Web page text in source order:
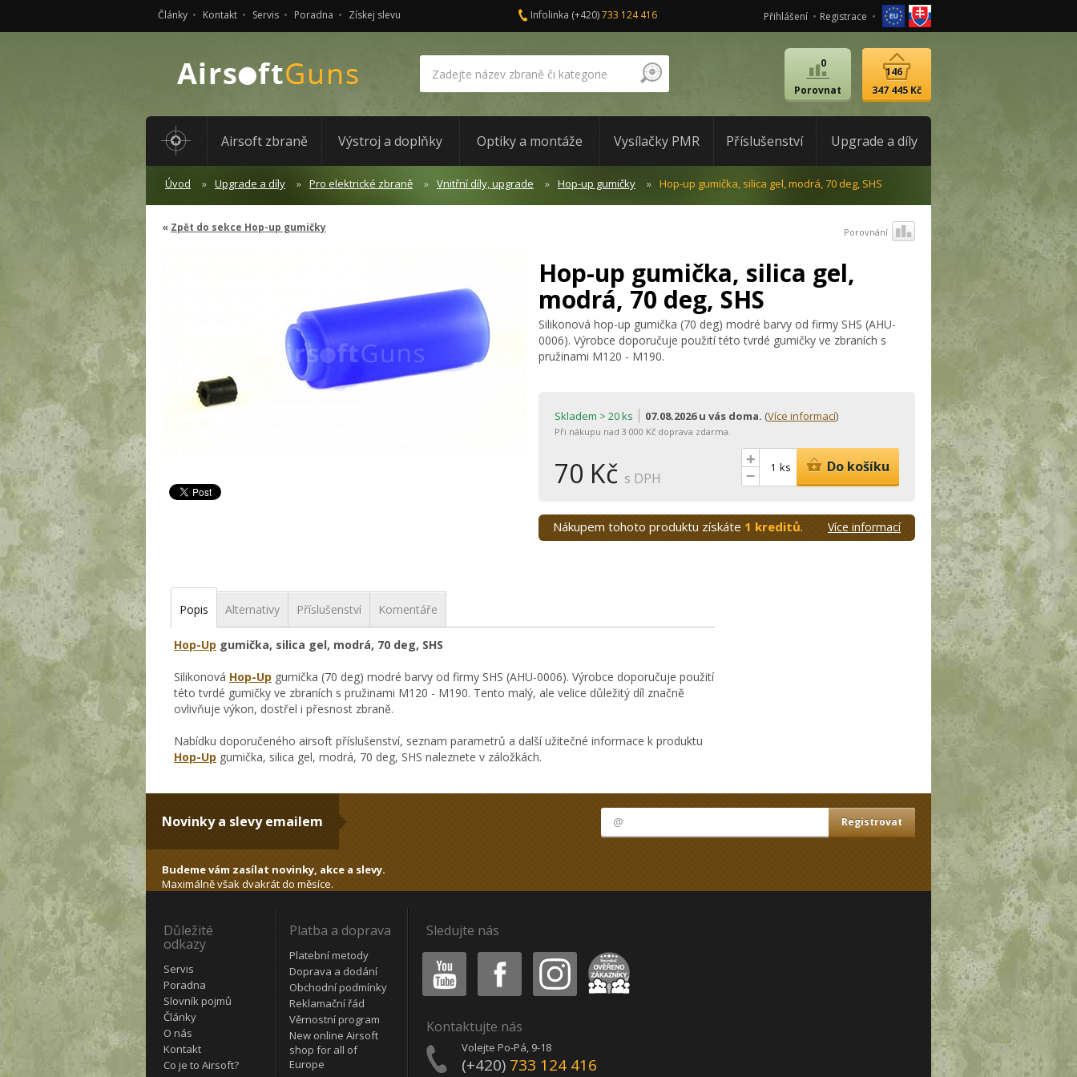
Články Kontakt Servis Poradna Získej slevu Infolinka (+420)733 124 416 Přihlášení Registrace
Porovnat
0
347 445 Kč
146
Airsoft zbraně Výstroj a doplňky Optiky a montáže Vysílačky PMR Příslušenství Upgrade a díly
Úvod Upgrade a díly Pro elektrické zbraně Vnitřní díly, upgrade Hop-up gumičky Hop-up gumička, silica gel, modrá, 70 deg, SHS
Zpět do sekce Hop-up gumičky Porovnání
Hop-up gumička, silica gel,
modrá, 70 deg, SHS
Silikonová hop-up gumička (70 deg) modré barvy od firmy SHS (AHU-
0006). Výrobce doporučuje použití této tvrdé gumičky ve zbraních s
pružinami M120 - M190.
Skladem > 20 ks 07.08.2026 u vás doma. (Více informací)
Při nákupu nad 3 000 Kč doprava zdarma.
70 Kč s DPH
+
–
ks Do košíku
Nákupem tohoto produktu získáte 1 kreditů. Více informací
Popis Alternativy Příslušenství Komentáře
Hop-Up gumička, silica gel, modrá, 70 deg, SHS
Silikonová Hop-Up gumička (70 deg) modré barvy od firmy SHS (AHU-0006). Výrobce doporučuje použití
této tvrdé gumičky ve zbraních s pružinami M120 - M190. Tento malý, ale velice důležitý díl značně
ovlivňuje výkon, dostřel i přesnost zbraně.
Nabídku doporučeného airsoft příslušenství, seznam parametrů a další užitečné informace k produktu
Hop-Up gumička, silica gel, modrá, 70 deg, SHS naleznete v záložkách.
Novinky a slevy emailem
Budeme vám zasílat novinky, akce a slevy.
Maximálně však dvakrát do měsíce.
Důležité
odkazy
Servis
Poradna
Slovník pojmů
Články
O nás
Kontakt
Co je to Airsoft?
Platba a doprava
Platební metody
Doprava a dodání
Obchodní podmínky
Reklamační řád
Věrnostní program
New online Airsoft
shop for all of
Europe
Sledujte nás
Youtube Facebook Instagram Heureka
Kontaktujte nás
Volejte Po-Pá, 9-18
(+420) 733 124 416